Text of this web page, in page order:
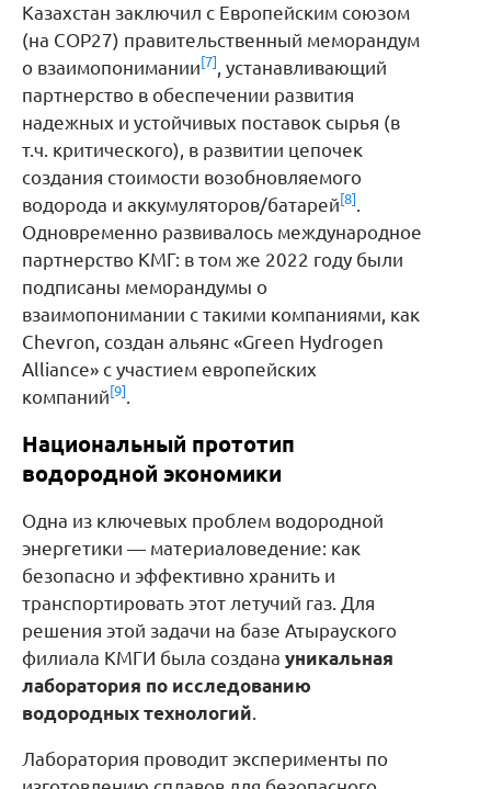
Казахстан заключил с Европейским союзом
(на COP27) правительственный меморандум
о взаимопонимании [7]
, устанавливающий
партнерство в обеспечении развития
надежных и устойчивых поставок сырья (в
т.ч. критического), в развитии цепочек
создания стоимости возобновляемого
водорода и аккумуляторов/батарей [8]
Одновременно развивалось международное
партнерство КМГ: в том же 2022 году были
подписаны меморандумы о
взаимопонимании с такими компаниями, как
Chevron, создан альянс «Green Hydrogen
Alliance» с участием европейских
компаний [9]
Национальный прототип
водородной экономики
Одна из ключевых проблем водородной
энергетики — материаловедение: как
безопасно и эффективно хранить и
транспортировать этот летучий газ. Для
решения этой задачи на базе Атырауского
филиала КМГИ была создана уникальная
лаборатория по исследованию
водородных технологий
Лаборатория проводит эксперименты по